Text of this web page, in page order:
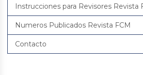
Instrucciones para Revisores Revista
Numeros Publicados Revista FCM
Contacto